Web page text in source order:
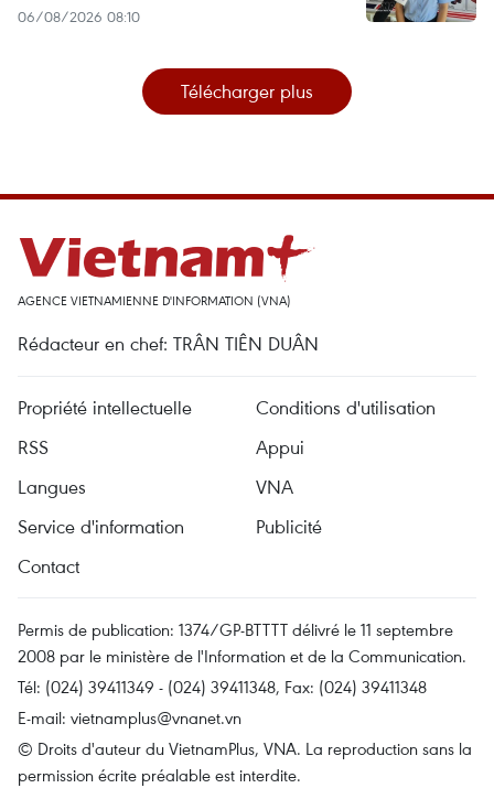
06/08/2026 08:10
Télécharger plus
AGENCE VIETNAMIENNE D'INFORMATION (VNA)
Rédacteur en chef: TRÂN TIÊN DUÂN
Propriété intellectuelle
Conditions d'utilisation
RSS
Appui
Langues
VNA
Service d'information
Publicité
Contact
Permis de publication: 1374/GP-BTTTT délivré le 11 septembre
2008 par le ministère de l'Information et de la Communication.
Tél: (024) 39411349 - (024) 39411348, Fax: (024) 39411348
E-mail: vietnamplus@vnanet.vn
© Droits d'auteur du VietnamPlus, VNA. La reproduction sans la
permission écrite préalable est interdite.